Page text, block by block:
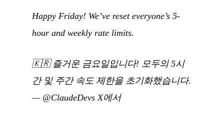
Happy Friday! We’ve reset everyone’s 5-
hour and weekly rate limits.
🇰🇷즐거운 금요일입니다! 모두의 5시
간 및 주간 속도 제한을 초기화했습니다.
— @ClaudeDevs X에서